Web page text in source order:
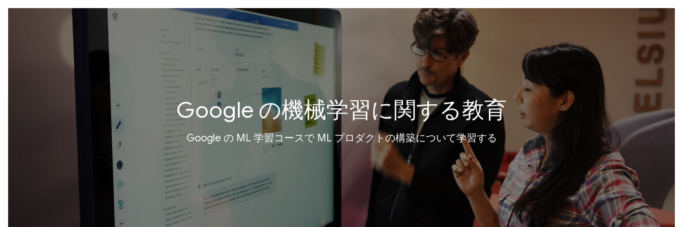
Google の機械学習に関する教育
Google の ML 学習コースで ML プロダクトの構築について学習する